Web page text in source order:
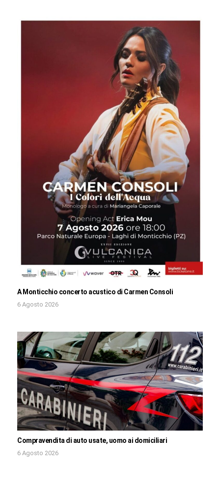
A Monticchio concerto acustico di Carmen Consoli
6 Agosto 2026
Compravendita di auto usate, uomo ai domiciliari
6 Agosto 2026